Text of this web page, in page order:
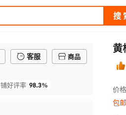
客服
商品
好评率 98.3%
黄
价格
包邮